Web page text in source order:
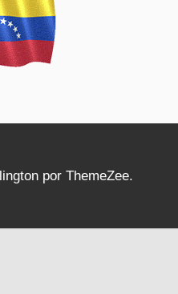
por ThemeZee.